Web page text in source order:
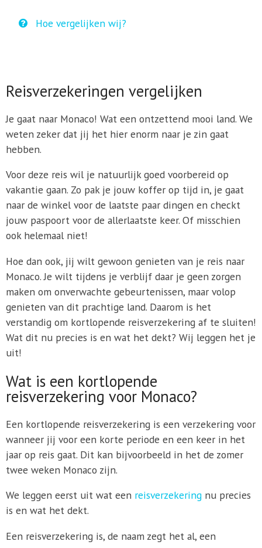
Hoe vergelijken wij?
Reisverzekeringen vergelijken
Je gaat naar Monaco! Wat een ontzettend mooi land. We
weten zeker dat jij het hier enorm naar je zin gaat
hebben.
Voor deze reis wil je natuurlijk goed voorbereid op
vakantie gaan. Zo pak je jouw koffer op tijd in, je gaat
naar de winkel voor de laatste paar dingen en checkt
jouw paspoort voor de allerlaatste keer. Of misschien
ook helemaal niet!
Hoe dan ook, jij wilt gewoon genieten van je reis naar
Monaco. Je wilt tijdens je verblijf daar je geen zorgen
maken om onverwachte gebeurtenissen, maar volop
genieten van dit prachtige land. Daarom is het
verstandig om kortlopende reisverzekering af te sluiten!
Wat dit nu precies is en wat het dekt? Wij leggen het je
uit!
Wat is een kortlopende
reisverzekering voor Monaco?
Een kortlopende reisverzekering is een verzekering voor
wanneer jij voor een korte periode en een keer in het
jaar op reis gaat. Dit kan bijvoorbeeld in het de zomer
twee weken Monaco zijn.
We leggen eerst uit wat een reisverzekeringnu precies
is en wat het dekt.
Een reisverzekering is, de naam zegt het al, een